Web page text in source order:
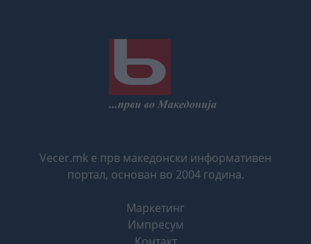
Vecer.mk е прв македонски информативен
портал, основан во 2004 година.
Маркетинг
Импресум
Контакт